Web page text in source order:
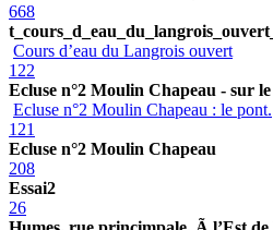
668
Cours d’eau du Langrois ouvert
122
Ecluse n°2 Moulin Chapeau - sur
Ecluse n°2 Moulin Chapeau : le pont.
121
Ecluse n°2 Moulin Chapeau
208
Essai2
26